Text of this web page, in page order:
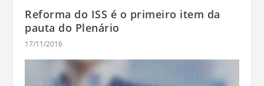
Reforma do ISS é o primeiro item da
pauta do Plenário
17/11/2016